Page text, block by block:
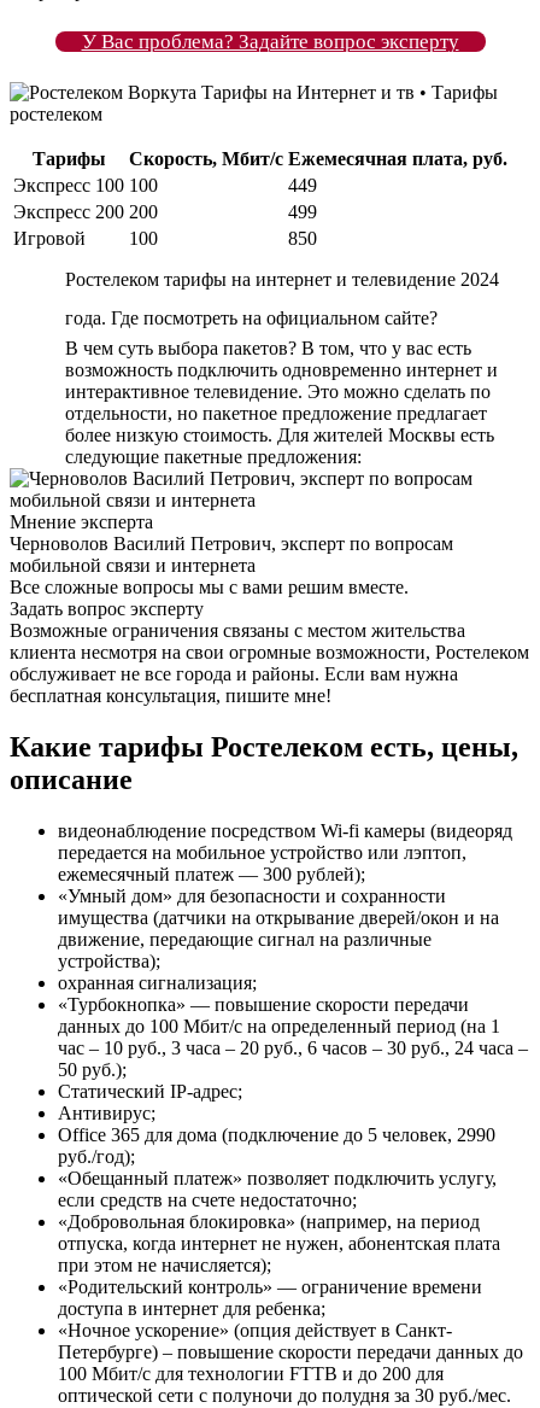
У Вас проблема? Задайте вопрос эксперту
Тарифы Скорость, Мбит/с Ежемесячная плата, руб.
Экспресс 100 100
449
Экспресс 200 200
499
Игровой
100
850
Ростелеком тарифы на интернет и телевидение 2024
года. Где посмотреть на официальном сайте?
В чем суть выбора пакетов? В том, что у вас есть
возможность подключить одновременно интернет и
интерактивное телевидение. Это можно сделать по
отдельности, но пакетное предложение предлагает
более низкую стоимость. Для жителей Москвы есть
следующие пакетные предложения:
Мнение эксперта
Черноволов Василий Петрович, эксперт по вопросам
мобильной связи и интернета
Все сложные вопросы мы с вами решим вместе.
Задать вопрос эксперту
Возможные ограничения связаны с местом жительства
клиента несмотря на свои огромные возможности, Ростелеком
обслуживает не все города и районы. Если вам нужна
бесплатная консультация, пишите мне!
Какие тарифы Ростелеком есть, цены,
описание
видеонаблюдение посредством Wi-fi камеры (видеоряд
передается на мобильное устройство или лэптоп,
ежемесячный платеж — 300 рублей);
«Умный дом» для безопасности и сохранности
имущества (датчики на открывание дверей/окон и на
движение, передающие сигнал на различные
устройства);
охранная сигнализация;
«Турбокнопка» — повышение скорости передачи
данных до 100 Мбит/с на определенный период (на 1
час – 10 руб., 3 часа – 20 руб., 6 часов – 30 руб., 24 часа –
50 руб.);
Статический IP-адрес;
Антивирус;
Office 365 для дома (подключение до 5 человек, 2990
руб./год);
«Обещанный платеж» позволяет подключить услугу,
если средств на счете недостаточно;
«Добровольная блокировка» (например, на период
отпуска, когда интернет не нужен, абонентская плата
при этом не начисляется);
«Родительский контроль» — ограничение времени
доступа в интернет для ребенка;
«Ночное ускорение» (опция действует в Санкт-
Петербурге) – повышение скорости передачи данных до
100 Мбит/с для технологии FTTB и до 200 для
оптической сети с полуночи до полудня за 30 руб./мес.